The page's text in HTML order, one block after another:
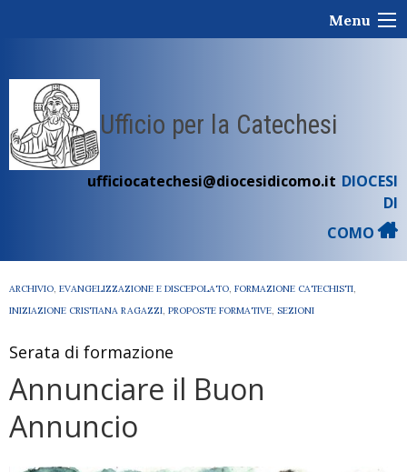
Menu
Ufficio per la Catechesi
ufficiocatechesi@diocesidicomo.it DIOCESI
DI
COMO
ARCHIVIO, EVANGELIZZAZIONE E DISCEPOLATO, FORMAZIONE CATECHISTI,
INIZIAZIONE CRISTIANA RAGAZZI, PROPOSTE FORMATIVE, SEZIONI
Serata di formazione
Annunciare il Buon
Annuncio